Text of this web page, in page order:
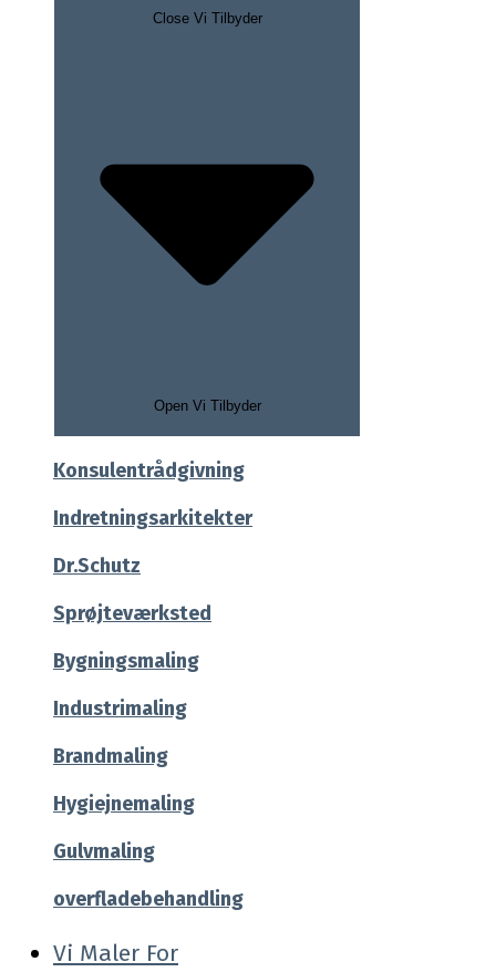
Close Vi Tilbyder
Open Vi Tilbyder
Konsulentrådgivning
Indretningsarkitekter
Dr.Schutz
Sprøjteværksted
Bygningsmaling
Industrimaling
Brandmaling
Hygiejnemaling
Gulvmaling
overfladebehandling
Vi Maler For